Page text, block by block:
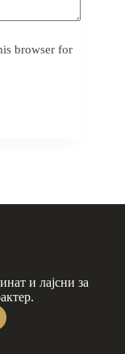
browser for
и лајсни за